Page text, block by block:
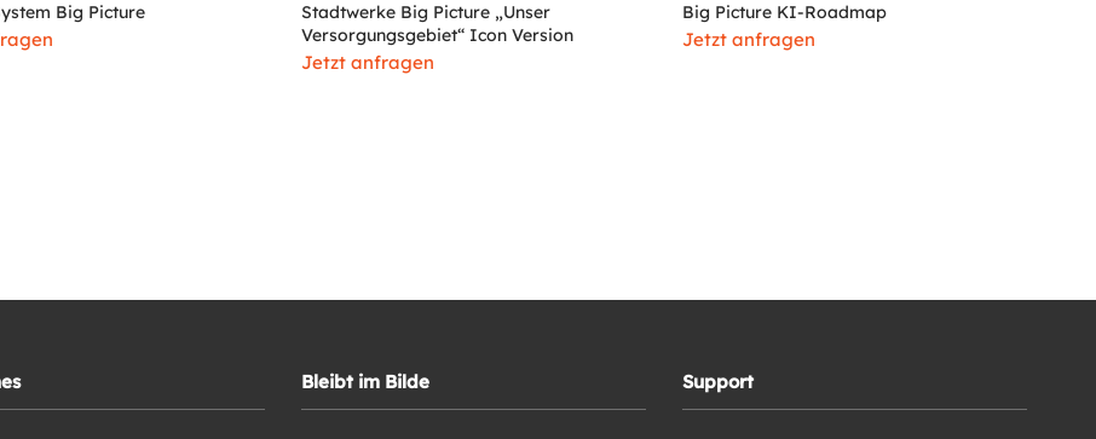
Big Picture
Stadtwerke Big Picture „Unser
Versorgungsgebiet“ Icon Version
Jetzt anfragen
Big Picture KI-Roadmap
Jetzt anfragen
Bleibt im Bilde Support